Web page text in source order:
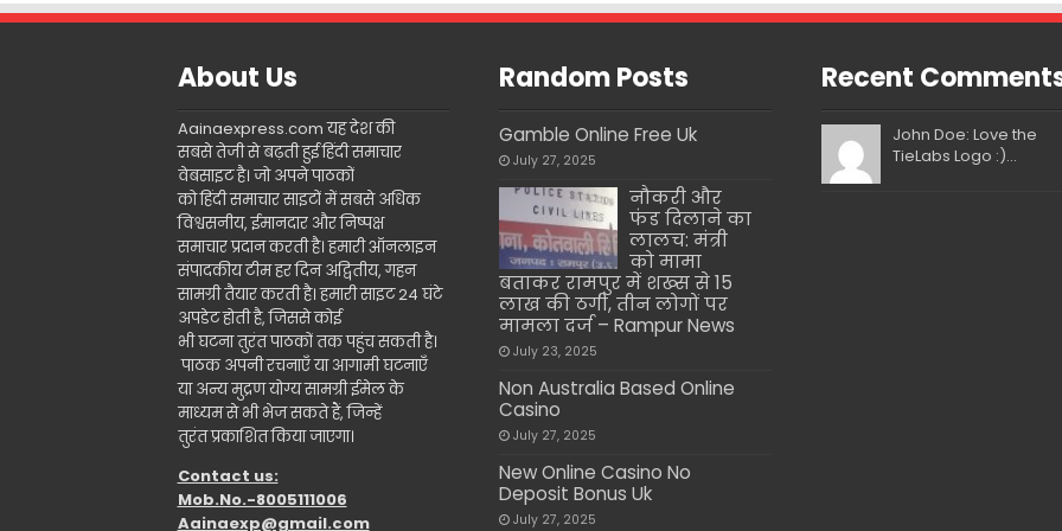
About Us
Aainaexpress.com यह देश की
सबसे तेजी से बढ़ती हुई हिंदी समाचार
वेबसाइट है। जो अपने पाठकों
को हिंदी समाचार साइटों में सबसे अधिक
विश्वसनीय, ईमानदार और निष्पक्ष
समाचार प्रदान करती है। हमारी ऑनलाइन
संपादकीय टीम हर दिन अद्वितीय, गहन
सामग्री तैयार करती है। हमारी साइट 24 घंटे
अपडेट होती है, जिससे कोई
भी घटना तुरंत पाठकों तक पहुंच सकती है।
पाठक अपनी रचनाएँ या आगामी घटनाएँ
या अन्य मुद्रण योग्य सामग्री ईमेल के
माध्यम से भी भेज सकते हैं, जिन्हें
तुरंत प्रकाशित किया जाएगा।
Contact us:
Mob.No.-8005111006
Aainaexp@gmail.com
Random Posts
Gamble Online Free Uk
July 27, 2025
नौकरी और
फंड दिलाने का
लालच: मंत्री
को मामा
बताकर रामपुर में शख्स से 15
लाख की ठगी, तीन लोगों पर
मामला दर्ज – Rampur News
July 23, 2025
Non Australia Based Online
Casino
July 27, 2025
New Online Casino No
Deposit Bonus Uk
July 27, 2025
Recent
John Doe: Love the
TieLabs Logo :)...